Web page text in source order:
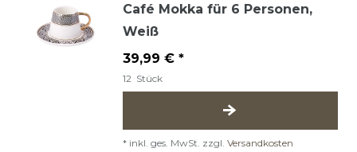
Café Mokka für 6 Personen,
Weiß
39,99 € *
12 Stück
* inkl. ges. MwSt. zzgl. Versandkosten